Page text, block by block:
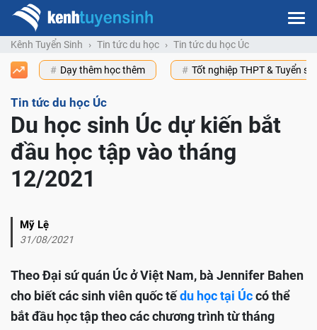
Kênh Tuyển Sinh Tin tức du học Tin tức du học Úc
Dạy thêm học thêm Tốt nghiệp THPT & Tuyển
Tin tức du học Úc
Du học sinh Úc dự kiến bắt
đầu học tập vào tháng
12/2021
Mỹ Lệ
31/08/2021
Theo Đại sứ quán Úc ở Việt Nam, bà Jennifer Bahen
cho biết các sinh viên quốc tếdu học tại Úccó thể
bắt đầu học tập theo các chương trình từ tháng